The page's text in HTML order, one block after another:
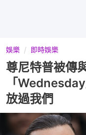
娛樂 即時娛樂
尊尼特普被傳
「
放過我們